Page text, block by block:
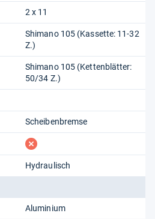
2 x 11
Shimano 105 (Kassette: 11-32
Z.)
Shimano 105 (Kettenblätter:
50/34 Z.)
Scheibenbremse
fehlt
Hydraulisch
Aluminium